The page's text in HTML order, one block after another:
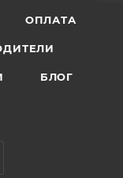
ОПЛАТА
БЛОГ